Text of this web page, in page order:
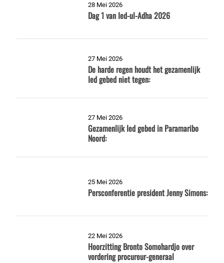
28 Mei 2026
Dag 1 van Ied-ul-Adha 2026
27 Mei 2026
De harde regen houdt het gezamenlijk
Ied gebed niet tegen:
27 Mei 2026
Gezamenlijk Ied gebed in Paramaribo
Noord:
25 Mei 2026
Persconferentie president Jenny Simons:
22 Mei 2026
Hoorzitting Bronto Somohardjo over
vordering procureur-generaal